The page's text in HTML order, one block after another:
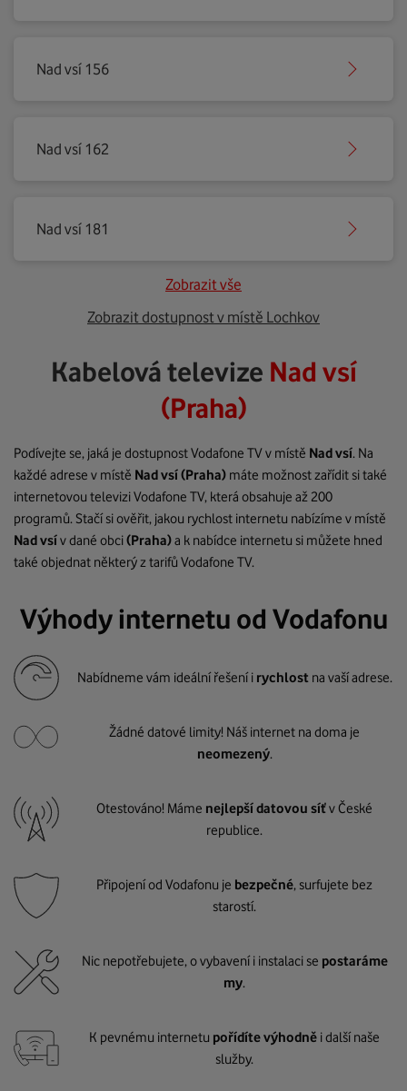
Nad vsí 156
Nad vsí 162
Nad vsí 181
Zobrazit vše
Zobrazit dostupnost v místě Lochkov
Kabelová televize Nad vsí
(Praha)
Podívejte se, jaká je dostupnost Vodafone TV v místě Nad vsí. Na
každé adrese v místě Nad vsí(Praha) máte možnost zařídit si také
internetovou televizi Vodafone TV, která obsahuje až 200
programů. Stačí si ověřit, jakou rychlost internetu nabízíme v místě
Nad vsív dané obci(Praha)a k nabídce internetu si můžete hned
také objednat některý z tarifů Vodafone TV.
Výhody internetu od Vodafonu
Nabídneme vám ideální řešení i rychlost na vaší adrese.
Žádné datové limity! Náš internet na doma je
neomezený.
Otestováno! Máme nejlepší datovou síťv České
republice.
Připojení od Vodafonu je bezpečné, surfujete bez
starostí.
Nic nepotřebujete, o vybavení i instalaci se postaráme
my.
K pevnému internetu pořídíte výhodně i další naše
služby.